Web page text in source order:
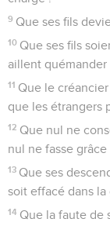
9 Que ses fils
10 Que ses fils
aillent
11 Que le
que les étrangers
12 Que nul ne
nul ne fasse
13 Que ses
soit effacé dans
14 Que la faute de